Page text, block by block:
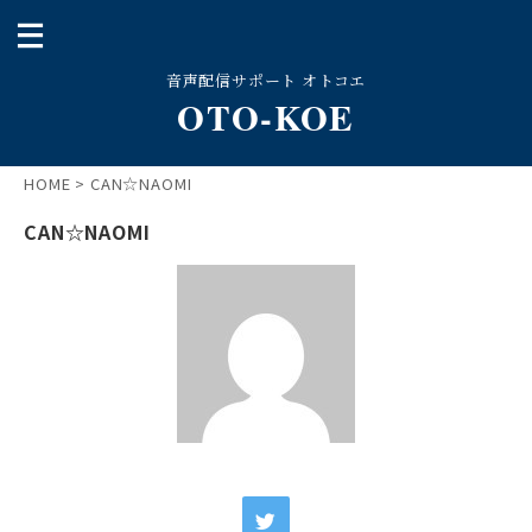
音声配信サポート オトコエ
OTO-KOE
HOME > CAN☆NAOMI
CAN☆NAOMI